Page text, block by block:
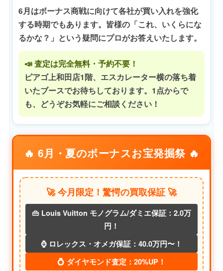
6月はボーナス商戦に向けて各社が買い入れを強化
する時期でもあります。皆様の「これ、いくらにな
るかな？」という疑問にプロがお答えいたします。
📣 査定は完全無料・予約不要！
ピアゴ上和田店1階、エスカレーター横の落ち着
いたブースでお待ちしております。1点からで
も、どうぞお気軽にご相談ください！
🔥 6月・夏のボーナスお宝発掘祭 🔥
🚀 今月限定！驚愕の買取保証 🚀
👜 Louis Vuitton モノグラム/ダミエ保証：2.0万
円！
⌚ ロレックス・オメガ保証：40.0万円〜！
💍 ダイヤモンド査定：20%UP！